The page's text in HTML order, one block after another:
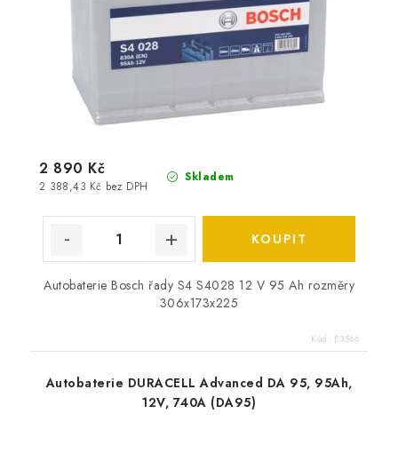
Skladem
2 388,43 Kč bez DPH
2 890 Kč
Autobaterie Bosch řady S4 S4028 12 V 95 Ah rozměry
306x173x225
Kód: E3566
Autobaterie DURACELL Advanced DA 95, 95Ah,
12V, 740A (DA95)